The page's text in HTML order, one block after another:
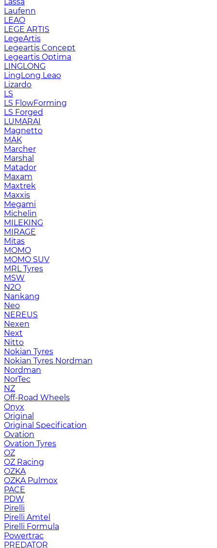
Laufenn
LEAO
LEGE ARTIS
LegeArtis
Legeartis Concept
Legeartis Optima
LINGLONG
LingLong Leao
Lizardo
LS
LS FlowForming
LS Forged
LUMARAI
Magnetto
MAK
Marcher
Marshal
Matador
Maxam
Maxtrek
Maxxis
Megami
Michelin
MILEKING
MIRAGE
Mitas
MOMO
MOMO SUV
MRL Tyres
MSW
N2O
Nankang
Neo
NEREUS
Nexen
Next
Nitto
Nokian Tyres
Nokian Tyres Nordman
Nordman
NorTec
NZ
Off-Road Wheels
Onyx
Original
Original Specification
Ovation
Ovation Tyres
OZ
OZ Racing
OZKA
OZKA Pulmox
PACE
PDW
Pirelli
Pirelli Amtel
Pirelli Formula
Powertrac
PREDATOR